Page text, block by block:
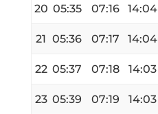
20 05:35 07:16 14:04
21 05:36 07:17 14:04
22 05:37 07:18 14:03
23 05:39 07:19 14:03